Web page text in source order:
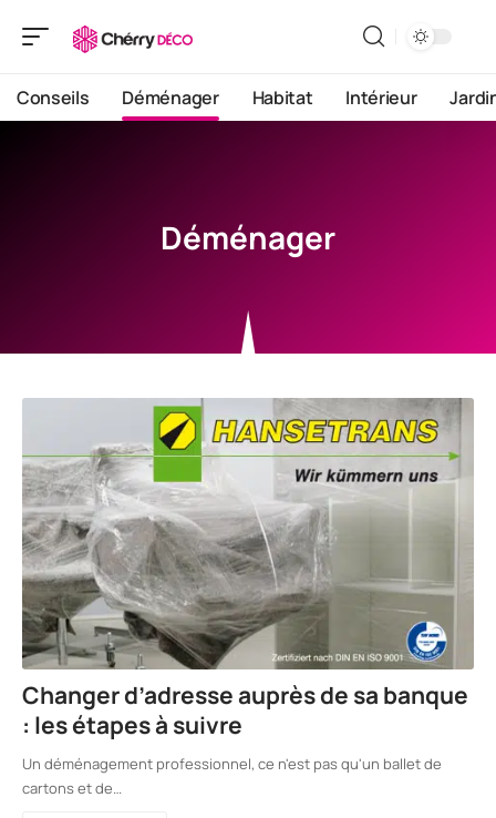
Conseils Déménager Habitat Intérieur
Déménager
Changer d’adresse auprès de sa banque
: les étapes à suivre
Un déménagement professionnel, ce n'est pas qu'un ballet de
cartons et de…